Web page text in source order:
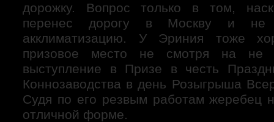
дорожку. Вопрос только в том,
перенес дорогу в Москву и
акклиматизацию. У Эриния тоже
призовое место не смотря на не
выступление в Призе в честь
Коннозаводства в день Розыгрыша
Судя по его резвым работам жеребец
отличной форме.